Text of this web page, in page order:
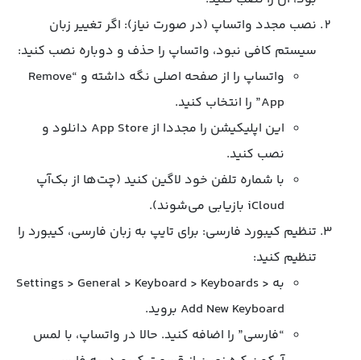
نصب مجدد واتساپ (در صورت نیاز): اگر تغییر زبان
سیستم کافی نبود، واتساپ را حذف و دوباره نصب کنید:
واتساپ را از صفحه اصلی نگه داشته و “Remove
App” را انتخاب کنید.
این اپلیکیشن را مجددا از App Store دانلود و
نصب کنید.
با شماره تلفن خود لاگین کنید (چت‌ها از بک‌آپ
iCloud بازیابی می‌شوند).
تنظیم کیبورد فارسی: برای تایپ به زبان فارسی، کیبورد را
تنظیم کنید:
به Settings > General > Keyboard > Keyboards >
Add New Keyboard بروید.
“فارسی” را اضافه کنید. حالا در واتساپ، با لمس